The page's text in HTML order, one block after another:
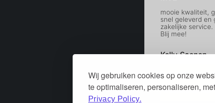
Wij gebruiken cookies op onze
te optimaliseren, personaliseren,
Privacy Policy.